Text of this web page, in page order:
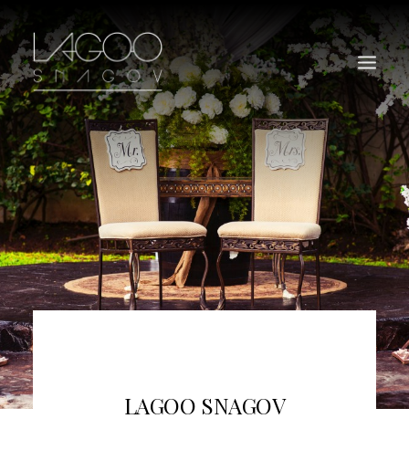
LAGOO SNAGOV